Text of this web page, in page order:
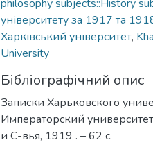
philosophy subjects::History
університету за 1917 та
Харківський університет,
University
Бібліографічний опис
Записки Харьковского
Императорский
и С-вья, 1919 . – 62 с.